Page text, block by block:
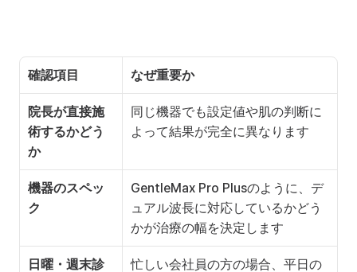
確認項目 なぜ重要か
院長が直接施
術するかどう
か
同じ機器でも設定値や肌の判断に
よって結果が完全に異なります
機器のスペッ
ク
GentleMax Pro Plusのように、デ
ュアル波長に対応しているかどう
かが治療の幅を決定します
日曜・週末診
忙しい会社員の方の場合、平日の